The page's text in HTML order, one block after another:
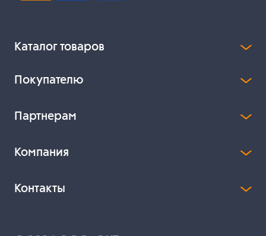
Каталог товаров
Покупателю
Партнерам
Компания
Контакты